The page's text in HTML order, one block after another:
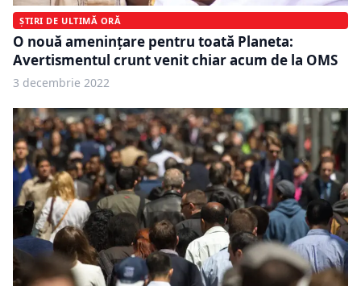
ȘTIRI DE ULTIMĂ ORĂ
O nouă amenințare pentru toată Planeta:
Avertismentul crunt venit chiar acum de la OMS
3 decembrie 2022